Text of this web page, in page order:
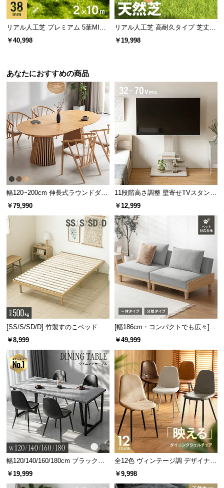
リアル人工芝 プレミアム 5葉MI
X・質感をさらに追求 芝丈38mm 2
×10m
￥40,998
リアル人工芝 高耐久タイプ 芝丈35
mm 2×10m 防草シート付（自然な
見た目追求・U字ピン）
￥19,998
あなたにおすすめの商品
幅120~200cm 伸長式ラウンドダイ
ニングテーブル 6人掛け 天然木突
￥79,990
11段階高さ調整 壁寄せTVスタンド
キャスター付き 上下左右角度調節
￥12,999
[SS/S/SD/D] 竹製すのこベッド
￥8,999
[幅186cm・コンパクトでも広々] 3
人掛けソファベッド リクライニン
￥49,999
幅120/140/160/180cm ブラックフ
レーム ダイニング 大理石調 4人掛
￥19,999
全12色 ヴィンテージ調 デザイナー
ズシェルチェア
￥9,998